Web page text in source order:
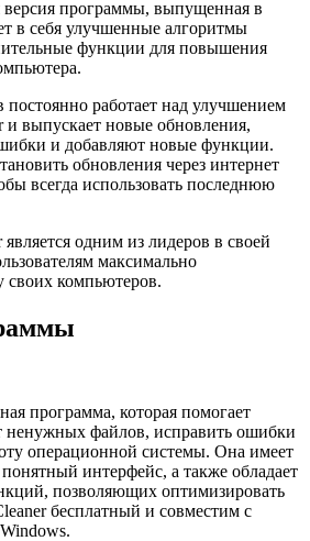
версия программы, выпущенная в
в себя улучшенные алгоритмы
функции для повышения
постоянно работает над улучшением
выпускает новые обновления,
и добавляют новые функции.
обновления через интернет
всегда использовать последнюю
одним из лидеров в своей
максимально
своих компьютеров.
программа, которая помогает
ненужных файлов, исправить ошибки
операционной системы. Она имеет
интерфейс, а также обладает
позволяющих оптимизировать
бесплатный и совместим с